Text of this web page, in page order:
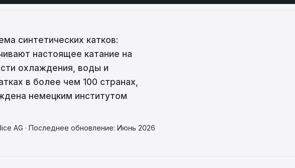
синтетических катков:
настоящее катание на
охлаждения, воды и
в более чем 100 странах,
немецким институтом
AG · Последнее обновление: Июнь 2026